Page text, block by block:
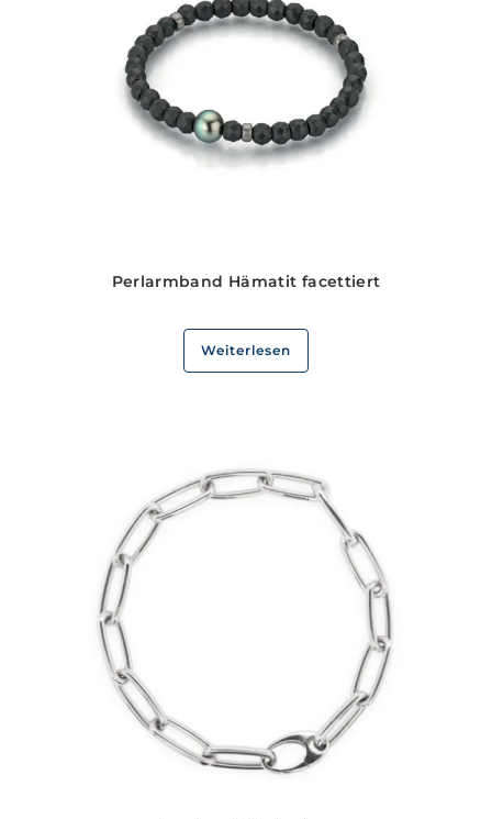
Perlarmband Hämatit facettiert
Weiterlesen